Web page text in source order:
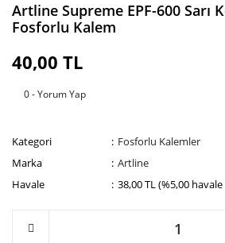
Artline Supreme EPF-600 Sarı
Fosforlu Kalem
40,00 TL
0 - Yorum Yap
Kategori
Fosforlu Kalemler
Marka
Artline
Havale
38,00 TL (%5,00